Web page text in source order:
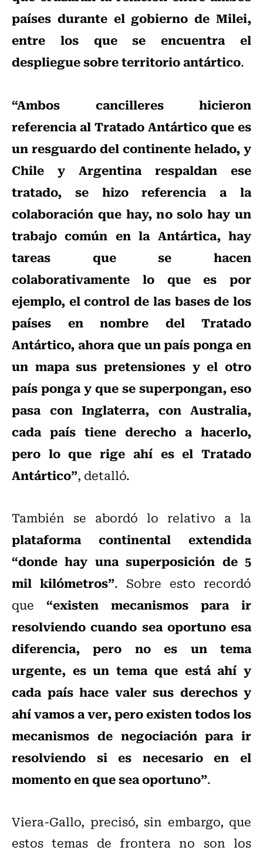
países durante el gobierno de Milei,
entre los que se encuentra el
despliegue sobre territorio antártico.
“Ambos cancilleres hicieron
referencia al Tratado Antártico que es
un resguardo del continente helado, y
Chile y Argentina respaldan ese
tratado, se hizo referencia a la
colaboración que hay, no solo hay un
trabajo común en la Antártica, hay
tareas que se hacen
colaborativamente lo que es por
ejemplo, el control de las bases de los
países en nombre del Tratado
Antártico, ahora que un país ponga en
un mapa sus pretensiones y el otro
país ponga y que se superpongan, eso
pasa con Inglaterra, con Australia,
cada país tiene derecho a hacerlo,
pero lo que rige ahí es el Tratado
Antártico”, detalló.
También se abordó lo relativo a la
plataforma continental extendida
“donde hay una superposición de 5
mil kilómetros”. Sobre esto recordó
que “existen mecanismos para ir
resolviendo cuando sea oportuno esa
diferencia, pero no es un tema
urgente, es un tema que está ahí y
cada país hace valer sus derechos y
ahí vamos a ver, pero existen todos los
mecanismos de negociación para ir
resolviendo si es necesario en el
momento en que sea oportuno”.
Viera-Gallo, precisó, sin embargo, que
estos temas de frontera no son los